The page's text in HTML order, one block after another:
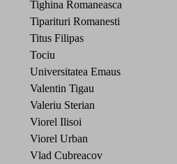
Tighina Romaneasca
Tiparituri Romanesti
Titus Filipas
Tociu
Universitatea Emaus
Valentin Tigau
Valeriu Sterian
Viorel Ilisoi
Viorel Urban
Vlad Cubreacov